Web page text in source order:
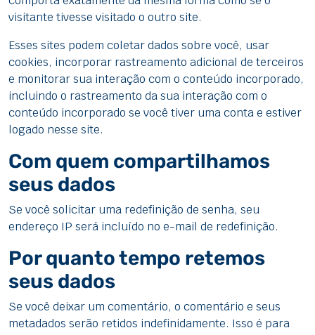
visitante tivesse visitado o outro site.
Esses sites podem coletar dados sobre você, usar
cookies, incorporar rastreamento adicional de terceiros
e monitorar sua interação com o conteúdo incorporado,
incluindo o rastreamento da sua interação com o
conteúdo incorporado se você tiver uma conta e estiver
logado nesse site.
Com quem compartilhamos
seus dados
Se você solicitar uma redefinição de senha, seu
endereço IP será incluído no e-mail de redefinição.
Por quanto tempo retemos
seus dados
Se você deixar um comentário, o comentário e seus
metadados serão retidos indefinidamente. Isso é para